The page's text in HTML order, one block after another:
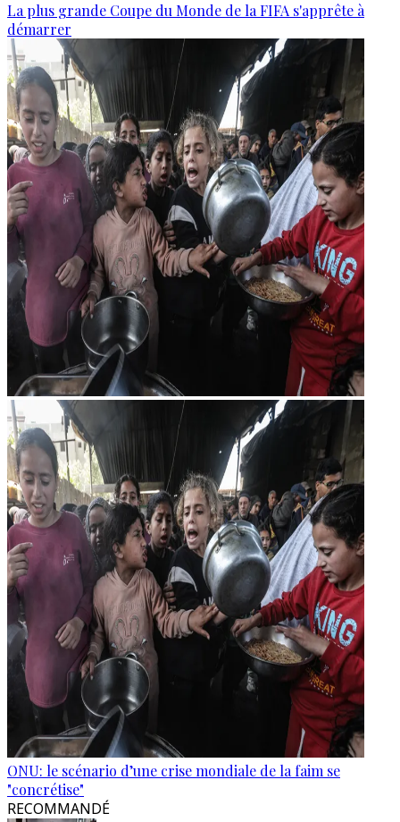
La plus grande Coupe du Monde de la FIFA s'apprête à
démarrer
ONU: le scénario d’une crise mondiale de la faim se
"concrétise"
RECOMMANDÉ